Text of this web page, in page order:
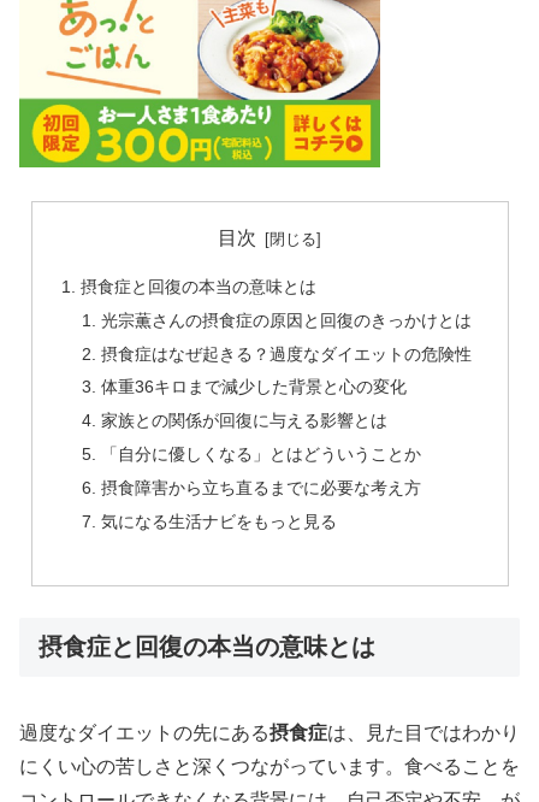
目次
摂食症と回復の本当の意味とは
光宗薫さんの摂食症の原因と回復のきっかけとは
摂食症はなぜ起きる？過度なダイエットの危険性
体重36キロまで減少した背景と心の変化
家族との関係が回復に与える影響とは
「自分に優しくなる」とはどういうことか
摂食障害から立ち直るまでに必要な考え方
気になる生活ナビをもっと見る
摂食症と回復の本当の意味とは
過度なダイエットの先にある摂食症は、見た目ではわかり
にくい心の苦しさと深くつながっています。食べることを